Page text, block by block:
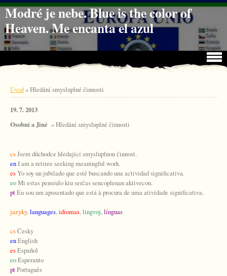
Jdi na obsah
Jdi na menu
Modré je nebe. Blue is the color of
Heaven. Me encanta el azul
Úvod»Hledání smysluplné činnosti
19. 7. 2013
Osobní a Jiné » Hledání smysluplné činnosti
csJsem důchodce hledající smysluplnou činnost.
enI am a retiree seeking meaningful work.
esYo soy un jubilado que esté buscando una actividad significativa.
eoMi estas pensiulo kiu serĉas sencoplenan aktivecon.
ptEu sou um aposentado que está à procura de uma atividade significativa.
jazyky,languages,idiomas,lingvoj,línguas
csČesky
enEnglish
esEspañol
eoEsperanto
ptPortuguês